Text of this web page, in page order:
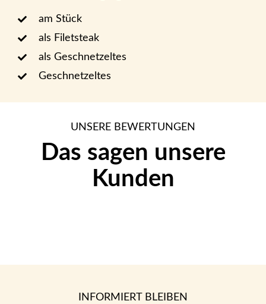
am Stück
als Filetsteak
als Geschnetzeltes
Geschnetzeltes
UNSERE BEWERTUNGEN
Das sagen unsere
Kunden
INFORMIERT BLEIBEN